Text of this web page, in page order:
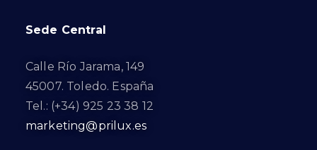
Sede Central
Calle Río Jarama, 149
45007. Toledo. España
Tel.: (+34) 925 23 38 12
marketing@prilux.es